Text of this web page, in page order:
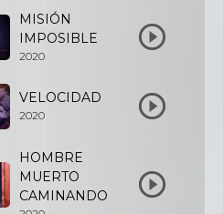
MISIÓN
IMPOSIBLE
2020
VELOCIDAD
2020
HOMBRE
MUERTO
CAMINANDO